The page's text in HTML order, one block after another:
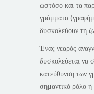
ωστόσο και τα
γράμματα
δυσκολεύουν τη
Ένας νεαρός
δυσκολεύεται να
κατεύθυνση των
σημαντικό ρόλο